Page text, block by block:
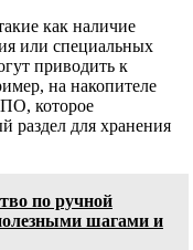
как наличие
или специальных
приводить к
на накопителе
которое
раздел для хранения
по ручной
шагами и